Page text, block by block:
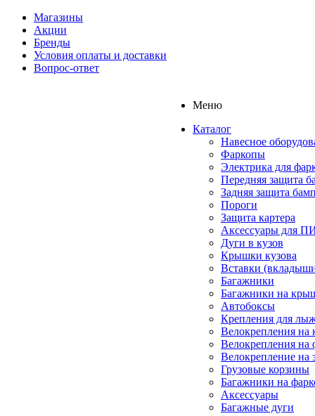
Магазины
Акции
Бренды
Условия оплаты и доставки
Вопрос-ответ
Меню
Каталог
Навесное
Фаркопы
Электрика для
Передняя защита
Задняя защита
Пороги
Защита картера
Аксессуары для
Дуги в кузов
Крышки кузова
Вставки
Багажники
Багажники на
Автобоксы
Крепления для
Велокрепления
Велокрепления на
Велокрепление на
Грузовые корзины
Багажники на
Аксессуары
Багажные дуги